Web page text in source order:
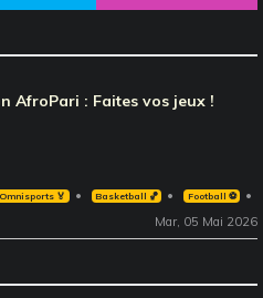
AfroPari : Faites vos jeux !
Omnisports 🏅 Basketball 🏀 Football ⚽️
Mar, 05 Mai 2026